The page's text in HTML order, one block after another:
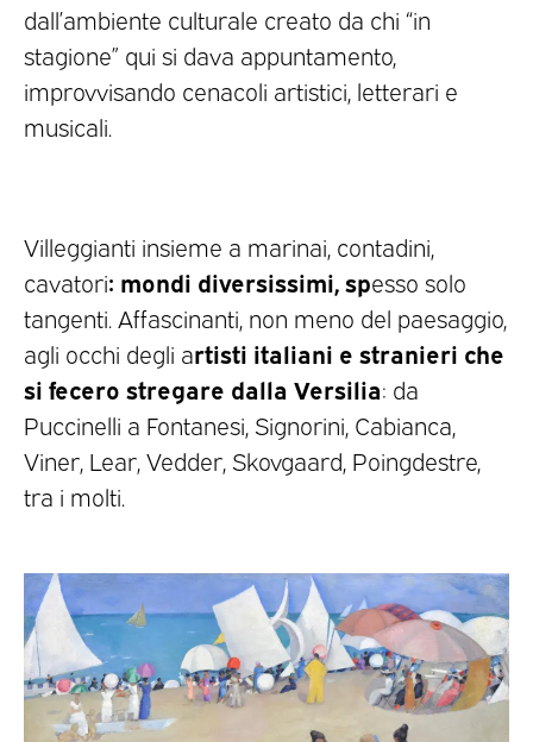
dall’ambiente culturale creato da chi “in
stagione” qui si dava appuntamento,
improvvisando cenacoli artistici, letterari e
musicali.
Villeggianti insieme a marinai, contadini,
cavatori: mondi diversissimi, spesso solo
tangenti. Affascinanti, non meno del paesaggio,
agli occhi degli artisti italiani e stranieri che
si fecero stregare dalla Versilia: da
Puccinelli a Fontanesi, Signorini, Cabianca,
Viner, Lear, Vedder, Skovgaard, Poingdestre,
tra i molti.